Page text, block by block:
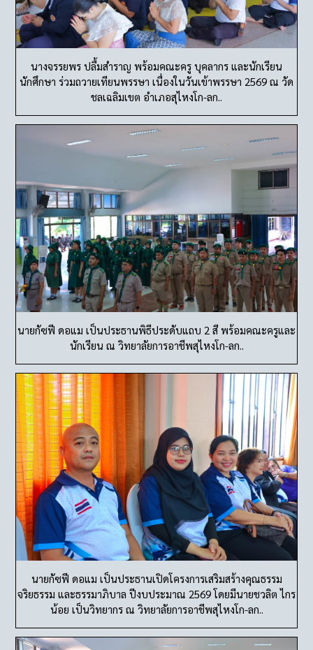
นางจรรยพร ปลื้มสำราญ พร้อมคณะครู บุคลากร และนักเรียน
นักศึกษา ร่วมถวายเทียนพรรษา เนื่องในวันเข้าพรรษา 2569 ณ วัด
ชลเฉลิมเขต อำเภอสุไหงโก-ลก..
นายกัซฟี ดอแม เป็นประธานพิธีประดับแถบ 2 สี พร้อมคณะครูและ
นักเรียน ณ วิทยาลัยการอาชีพสุไหงโก-ลก..
นายกัซฟี ดอแม เป็นประธานเปิดโครงการเสริมสร้างคุณธรรม
จริยธรรม และธรรมาภิบาล ปีงบประมาณ 2569 โดยมีนายชวลิต ไกร
น้อย เป็นวิทยากร ณ วิทยาลัยการอาชีพสุไหงโก-ลก..